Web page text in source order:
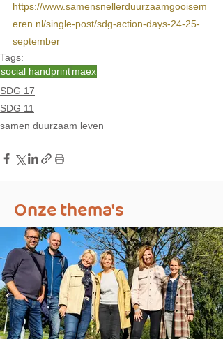
https://www.samensnellerduurzaamgooisem
eren.nl/single-post/sdg-action-days-24-25-
september
Tags:
social handprintmaex
SDG 17
SDG 11
samen duurzaam leven
Onze thema's